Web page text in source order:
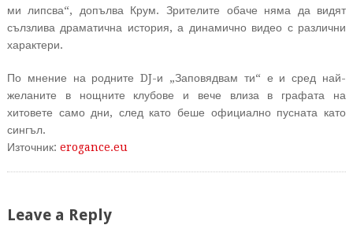
ми липсва“, допълва Крум. Зрителите обаче няма да видят
сълзлива драматична история, а динамично видео с различни
характери.
По мнение на родните DJ-и „Заповядвам ти“ е и сред най-
желаните в нощните клубове и вече влиза в графата на
хитовете само дни, след като беше официално пусната като
сингъл.
Източник: erogance.eu
Leave a Reply